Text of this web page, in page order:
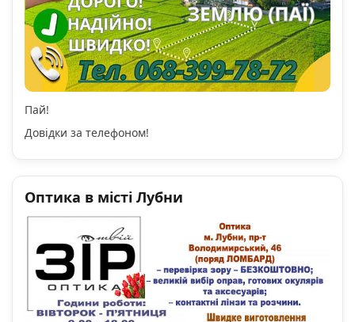
Пай!
Довідки за телефоном!
Оптика в місті Лубни